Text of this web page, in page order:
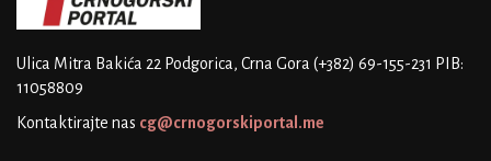
Ulica Mitra Bakića 22 Podgorica, Crna Gora (+382) 69-155-231 PIB:
11058809
Kontaktirajte nas cg@crnogorskiportal.me